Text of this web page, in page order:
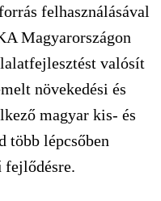
felhasználásával
Magyarországon
valósít
növekedési és
magyar kis- és
több lépcsőben
fejlődésre.